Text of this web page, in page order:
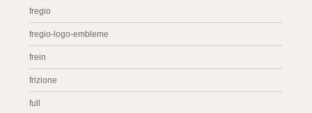
fregio
fregio-logo-embleme
frein
frizione
full